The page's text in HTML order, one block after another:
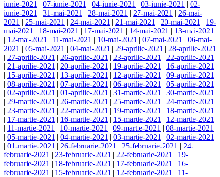
iunie-2021 | 07-iunie-2021 | 04-iunie-2021 | 03-iunie-2021 | 02-
iunie-2021 | 31-mai-2021 | 28-mai-2021 | 27-mai-2021 | 26-mai-
2021 | 25-mai-2021 | 24-mai-2021 | 21-mai-2021 | 20-mai-2021 | 19-
mai-2021 | 18-mai-2021 | 17-mai-2021 | 14-mai-2021 | 13-mai-2021
| 12-mai-2021 | 11-mai-2021 | 10-mai-2021 | 07-mai-2021 | 06-mai-
2021 | 05-mai-2021 | 04-mai-2021 | 29-aprilie-2021 | 28-aprilie-2021
| 27-aprilie-2021 | 26-aprilie-2021 | 23-aprilie-2021 | 22-aprilie-2021
| 21-aprilie-2021 | 20-aprilie-2021 | 19-aprilie-2021 | 16-aprilie-2021
| 15-aprilie-2021 | 13-aprilie-2021 | 12-aprilie-2021 | 09-aprilie-2021
| 08-aprilie-2021 | 07-aprilie-2021 | 06-aprilie-2021 | 05-aprilie-2021
| 02-aprilie-2021 | 01-aprilie-2021 | 31-martie-2021 | 30-martie-2021
| 29-martie-2021 | 26-martie-2021 | 25-martie-2021 | 24-martie-2021
| 23-martie-2021 | 22-martie-2021 | 19-martie-2021 | 18-martie-2021
| 17-martie-2021 | 16-martie-2021 | 15-martie-2021 | 12-martie-2021
| 11-martie-2021 | 10-martie-2021 | 09-martie-2021 | 08-martie-2021
| 05-martie-2021 | 04-martie-2021 | 03-martie-2021 | 02-martie-2021
| 01-martie-2021 | 26-februarie-2021 | 25-februarie-2021 | 24-
februarie-2021 | 23-februarie-2021 | 22-februarie-2021 | 19-
februarie-2021 | 18-februarie-2021 | 17-februarie-2021 | 16-
februarie-2021 | 15-februarie-2021 | 12-februarie-2021 | 11-